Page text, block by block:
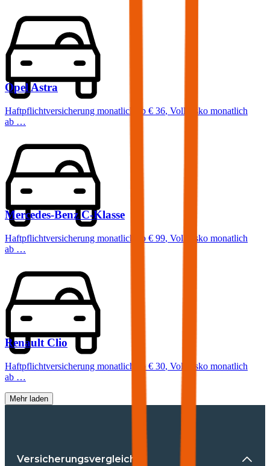
Opel Astra
Haftpflichtversicherung monatlich ab € 36, Vollkasko monatlich
ab …
Mercedes-Benz C-Klasse
Haftpflichtversicherung monatlich ab € 99, Vollkasko monatlich
ab …
Renault Clio
Haftpflichtversicherung monatlich ab€ 30, Vollkasko monatlich
ab …
Mehr laden
Versicherungsvergleiche